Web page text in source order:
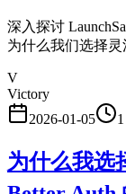
深入探讨
为什么我们选择灵
V
Victory
2026-01-05
1
为什么我选